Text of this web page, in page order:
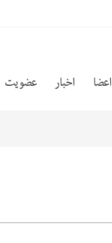
اعضا اخبار عضویت